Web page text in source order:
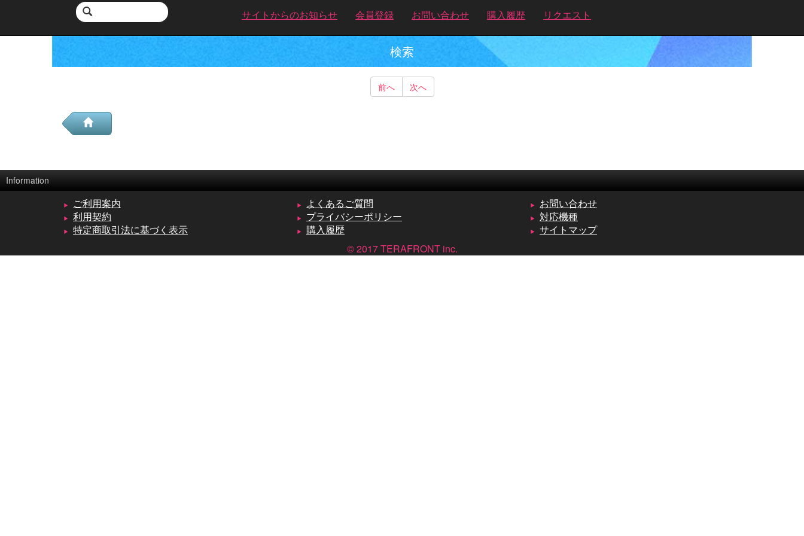
サイトからのお知らせ 会員登録 お問い合わせ 購入履歴 リクエスト
検索
前へ 次へ
Information
ご利用案内 よくあるご質問
お問い合わせ
利用契約
プライバシーポリシー
対応機種
特定商取引法に基づく表示
購入履歴
サイトマップ
© 2017 TERAFRONT inc.